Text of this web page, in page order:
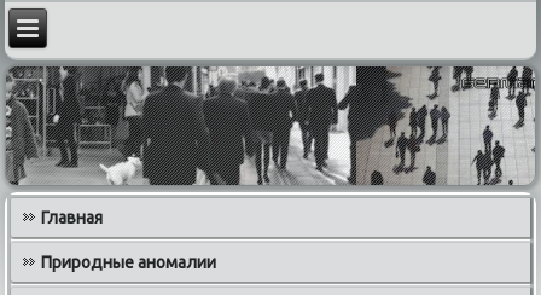
Главная
Природные аномалии